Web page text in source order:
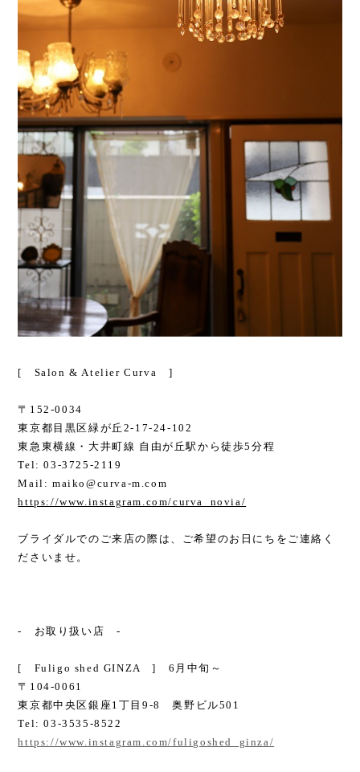
[ Salon & Atelier Curva ]
〒152-0034
東京都目黒区緑が丘2-17-24-102
東急東横線・大井町線 自由が丘駅から徒歩5分程
Tel: 03-3725-2119
Mail: maiko@curva-m.com
https://www.instagram.com/curva_novia/
ブライダルでのご来店の際は、ご希望のお日にちをご連絡く
ださいませ。
- お取り扱い店 -
[ Fuligo shed GINZA ] 6月中旬～
〒104-0061
東京都中央区銀座1丁目9-8 奥野ビル501
Tel: 03-3535-8522
https://www.instagram.com/fuligoshed_ginza/